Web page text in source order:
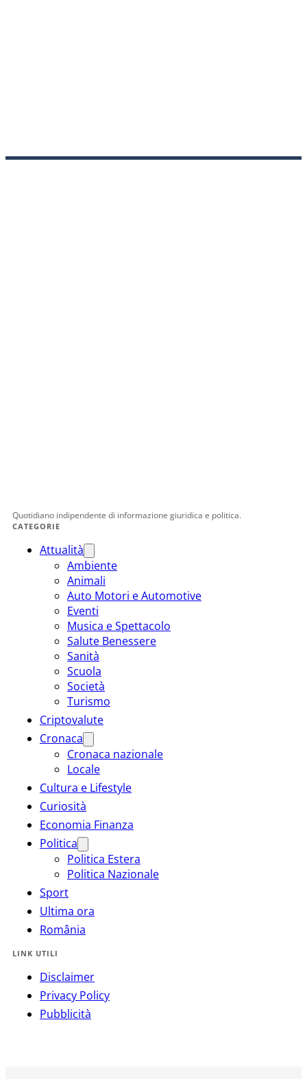
Quotidiano indipendente di informazione giuridica e politica.
CATEGORIE
Attualità
Ambiente
Animali
Auto Motori e Automotive
Eventi
Musica e Spettacolo
Salute Benessere
Sanità
Scuola
Società
Turismo
Criptovalute
Cronaca
Cronaca nazionale
Locale
Cultura e Lifestyle
Curiosità
Economia Finanza
Politica
Politica Estera
Politica Nazionale
Sport
Ultima ora
România
LINK UTILI
Disclaimer
Privacy Policy
Pubblicità